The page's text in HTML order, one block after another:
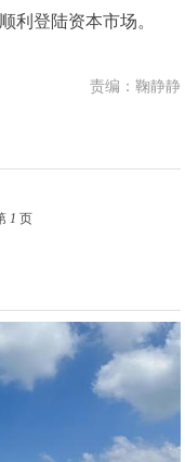
利登陆资本市场。
责编：鞠静静
1 页